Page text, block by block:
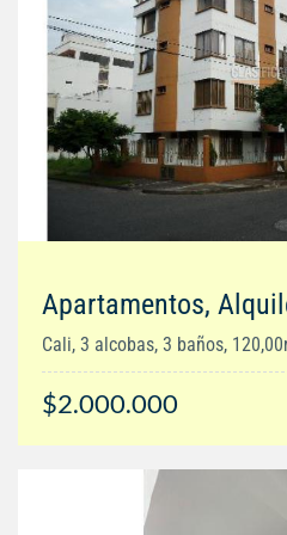
Apartamentos,
Cali, 3 alcobas, 3 baños,
$2.000.000